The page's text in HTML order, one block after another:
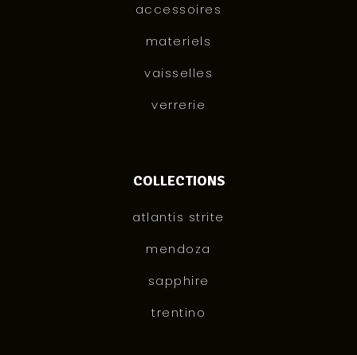
accessoires
materiels
vaisselles
verrerie
COLLECTIONS
atlantis strite
mendoza
sapphire
trentino